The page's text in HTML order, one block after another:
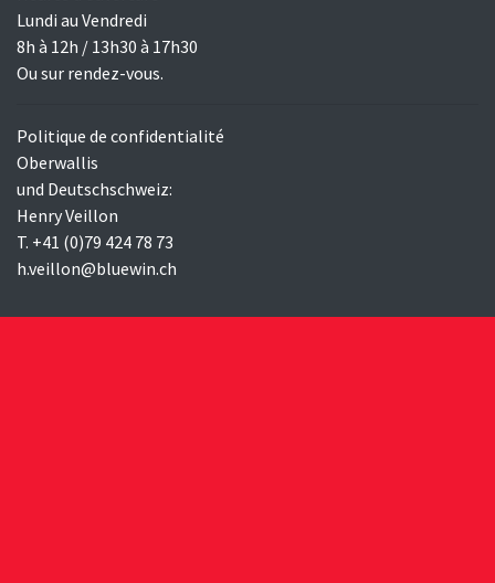
Lundi au Vendredi
8h à 12h / 13h30 à 17h30
Ou sur rendez-vous.
Politique de confidentialité
Oberwallis
und Deutschschweiz:
Henry Veillon
T. +41 (0)79 424 78 73
h.veillon@bluewin.ch